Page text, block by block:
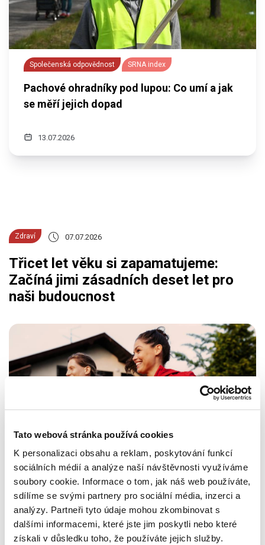
Tato webová stránka používá cookies
K personalizaci obsahu a reklam, poskytování funkcí
sociálních médií a analýze naší návštěvnosti využíváme
soubory cookie. Informace o tom, jak náš web používáte,
sdílíme se svými partnery pro sociální média, inzerci a
analýzy. Partneři tyto údaje mohou zkombinovat s
dalšími informacemi, které jste jim poskytli nebo které
získali v důsledku toho, že používáte jejich služby.
Společenská odpovědnost SRNA index
Pachové ohradníky pod lupou: Co umí a jak
se měří jejich dopad
13.07.2026
Zdraví 07.07.2026
Třicet let věku si zapamatujeme:
Začíná jimi zásadních deset let pro
naši budoucnost
Důležitost osvojení zdravých návyků již od raného
věku
„Musíme najít nové způsoby, jak motivovat lidi